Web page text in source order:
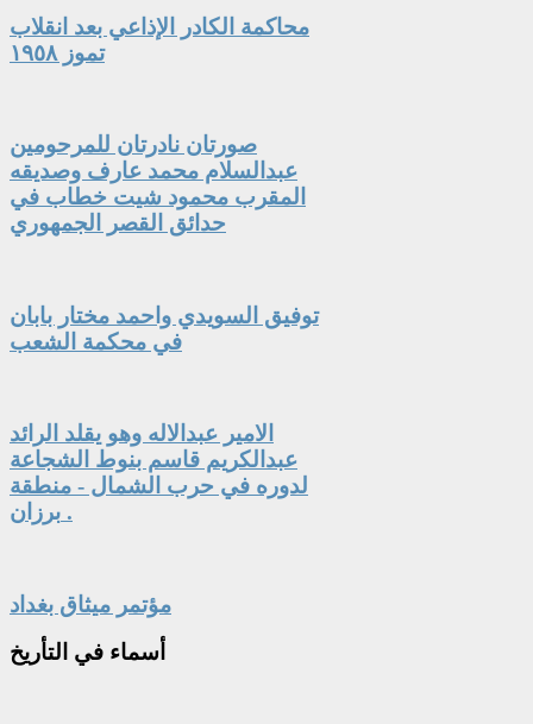
محاكمة الكادر الإذاعي بعد انقلاب
تموز ١٩٥٨
صورتان نادرتان للمرحومين
عبدالسلام محمد عارف وصديقه
المقرب محمود شيت خطاب في
حدائق القصر الجمهوري
توفيق السويدي واحمد مختار بابان
في محكمة الشعب
الامير عبدالاله وهو يقلد الرائد
عبدالكريم قاسم بنوط الشجاعة
لدوره في حرب الشمال - منطقة
برزان .
مؤتمر ميثاق بغداد
أسماء في التأريخ